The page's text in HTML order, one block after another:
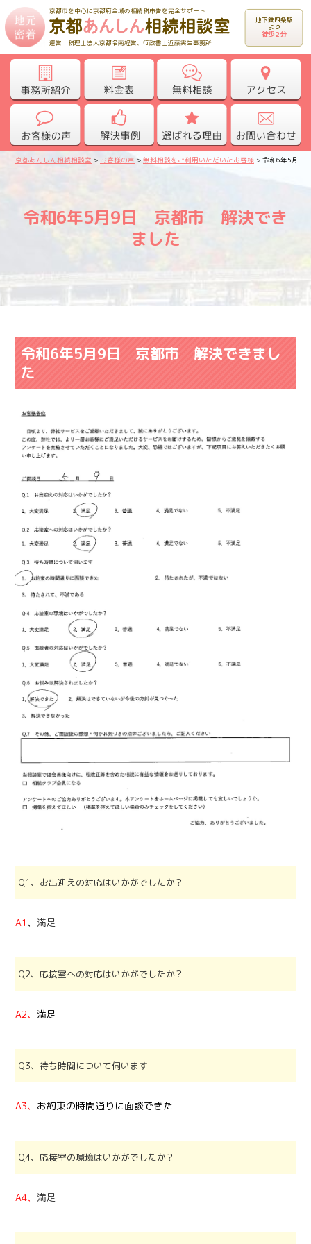
京都市を中心に京都府全域の相続税申告を完全サポート
運営：税理士法人京都名南経営、行政書士近藤実生事務所
地下鉄四条駅
より
徒歩2分
京都あんしん相続相談室 > お客様の声 >無料相談をご利用いただいたお客様 >令和6年5月9
令和6年5月9日 京都市 解決でき
ました
令和6年5月9日 京都市 解決できまし
た
Q1、お出迎えの対応はいかがでしたか？
A1 、満足
Q2、応接室への対応はいかがでしたか？
A2、満足
Q3、待ち時間について伺います
A3、 お約束の時間通りに面談できた
Q4、応接室の環境はいかがでしたか？
A4、満足